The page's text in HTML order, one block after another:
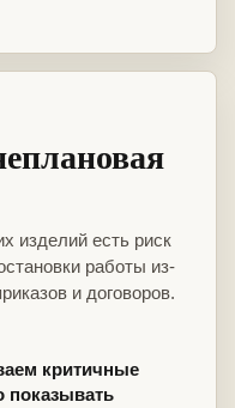
изделий есть риск
работы из-
и договоров.
критичные
показывать